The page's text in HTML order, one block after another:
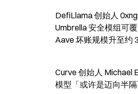
DefiLlama 创始人
Umbrella 安全模组可
Aave 坏账规模升至约
Curve 创始人 Michael
模型「或许是迈向半